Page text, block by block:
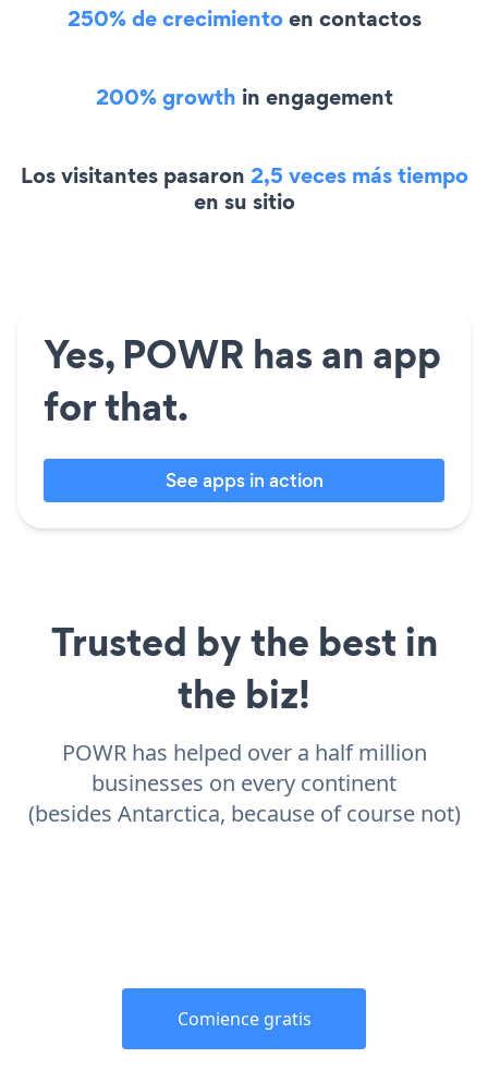
250% de crecimientoen contactos
200% growth in engagement
Los visitantes pasaron 2,5 veces más tiempo
en su sitio
Yes, POWR has an app
for that.
See apps in action
Trusted by the best in
the biz!
POWR has helped over a half million
businesses on every continent
(besides Antarctica, because of course not)
Comience gratis